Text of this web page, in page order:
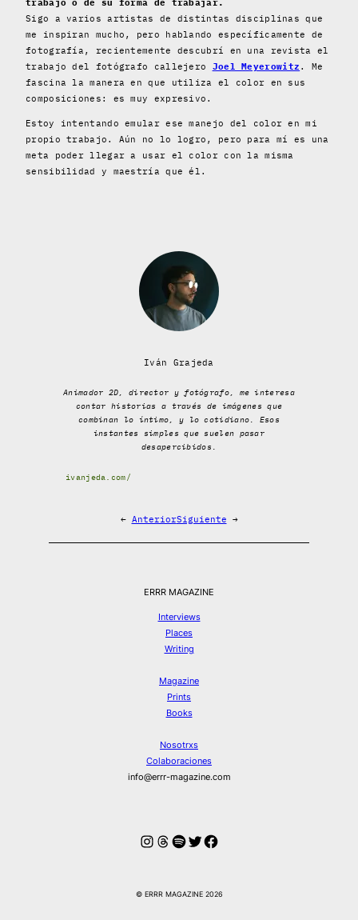
trabajo o de su forma de trabajar.
Sigo a varios artistas de distintas disciplinas que
me inspiran mucho, pero hablando específicamente de
fotografía, recientemente descubrí en una revista el
trabajo del fotógrafo callejero Joel Meyerowitz . Me
fascina la manera en que utiliza el color en sus
composiciones: es muy expresivo.
Estoy intentando emular ese manejo del color en mi
propio trabajo. Aún no lo logro, pero para mí es una
meta poder llegar a usar el color con la misma
sensibilidad y maestría que él.
Iván Grajeda
Animador 2D, director y fotógrafo, me interesa
contar historias a través de imágenes que
combinan lo íntimo, y lo cotidiano. Esos
instantes simples que suelen pasar
desapercibidos.
ivanjeda.com/
← AnteriorSiguiente →
ERRR MAGAZINE
Interviews
Places
Writing
Magazine
Prints
Books
Nosotrxs
Colaboraciones
info@errr-magazine.com
Instagram
Hilos
Spotify
Twitter
Facebook
© ERRR MAGAZINE 2026